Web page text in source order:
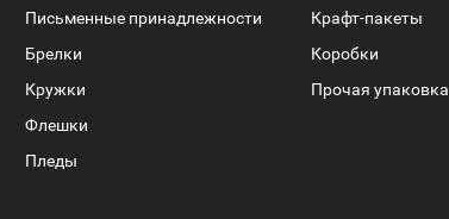
Письменные принадлежности
Брелки
Кружки
Флешки
Пледы
Крафт-пакеты
Коробки
Прочая упаковка